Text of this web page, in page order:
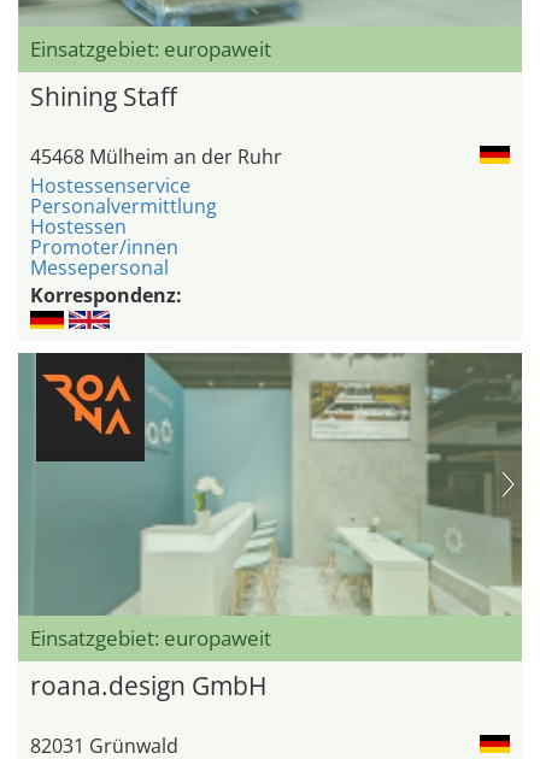
Einsatzgebiet: europaweit
Shining Staff
45468 Mülheim an der Ruhr
Hostessenservice
Personalvermittlung
Hostessen
Promoter/innen
Messepersonal
Korrespondenz:
Einsatzgebiet: europaweit
roana.design GmbH
82031 Grünwald